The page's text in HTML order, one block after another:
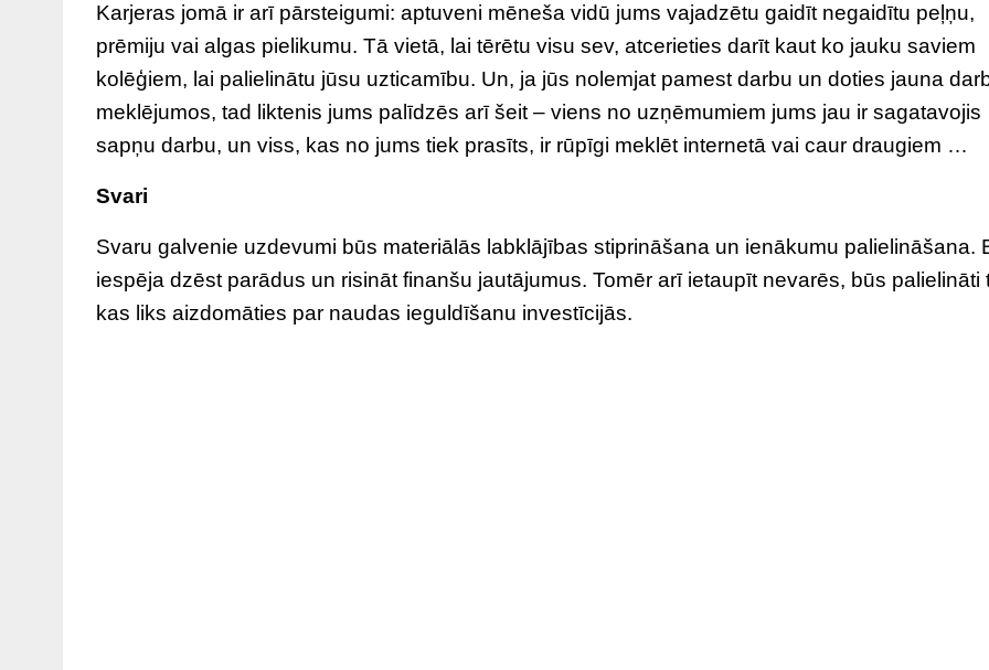
Karjeras jomā ir arī pārsteigumi: aptuveni mēneša vidū jums vajadzētu gaidīt negaidītu peļņu,
prēmiju vai algas pielikumu. Tā vietā, lai tērētu visu sev, atcerieties darīt kaut ko jauku saviem
kolēģiem, lai palielinātu jūsu uzticamību. Un, ja jūs nolemjat pamest darbu un doties jauna
meklējumos, tad liktenis jums palīdzēs arī šeit – viens no uzņēmumiem jums jau ir sagatavojis
sapņu darbu, un viss, kas no jums tiek prasīts, ir rūpīgi meklēt internetā vai caur draugiem …
Svari
Svaru galvenie uzdevumi būs materiālās labklājības stiprināšana un ienākumu palielināšana.
iespēja dzēst parādus un risināt finanšu jautājumus. Tomēr arī ietaupīt nevarēs, būs palielināti
kas liks aizdomāties par naudas ieguldīšanu investīcijās.